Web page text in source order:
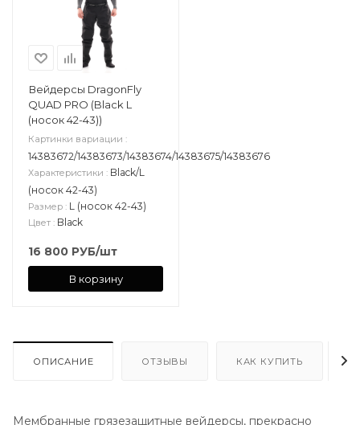
Вейдерсы DragonFly
QUAD PRO (Black L
(носок 42-43))
Картинки вариации :
14383672/14383673/14383674/14383675/14383676
Характеристики : Black/L
(носок 42-43)
Размер : L (носок 42-43)
Цвет : Black
16 800 РУБ/шт
В корзину
ОПИСАНИЕ ОТЗЫВЫ КАК КУПИТЬ
Мембранные грязезащитные вейдерсы, прекрасно